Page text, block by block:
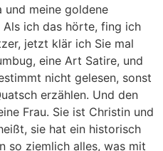
und meine goldene
Als ich das hörte, fing ich
jetzt klär ich Sie mal
eine Art Satire, und
nicht gelesen, sonst
erzählen. Und den
Frau. Sie ist Christin und
sie hat ein historisch
so ziemlich alles, was mit